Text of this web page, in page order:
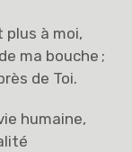
plus à moi,
ma bouche ;
de Toi.
humaine,